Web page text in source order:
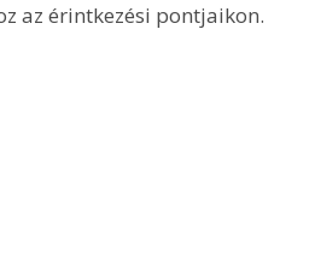
az érintkezési pontjaikon.